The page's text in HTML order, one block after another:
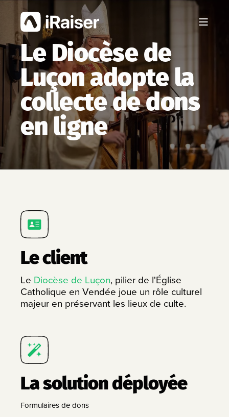
Le Diocèse de
Luçon adopte la
collecte de dons
en ligne
Le client
Le Diocèse de Luçon, pilier de l'Église
Catholique en Vendée joue un rôle culturel
majeur en préservant les lieux de culte.
La solution déployée
Formulaires de dons